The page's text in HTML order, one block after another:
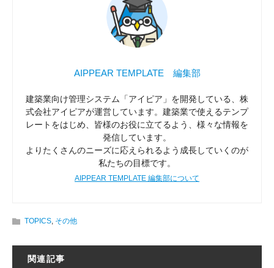
AIPPEAR TEMPLATE 編集部
建築業向け管理システム「アイピア」を開発している、株
式会社アイピアが運営しています。建築業で使えるテンプ
レートをはじめ、皆様のお役に立てるよう、様々な情報を
発信しています。
よりたくさんのニーズに応えられるよう成長していくのが
私たちの目標です。
AIPPEAR TEMPLATE 編集部について
TOPICS その他
関連記事